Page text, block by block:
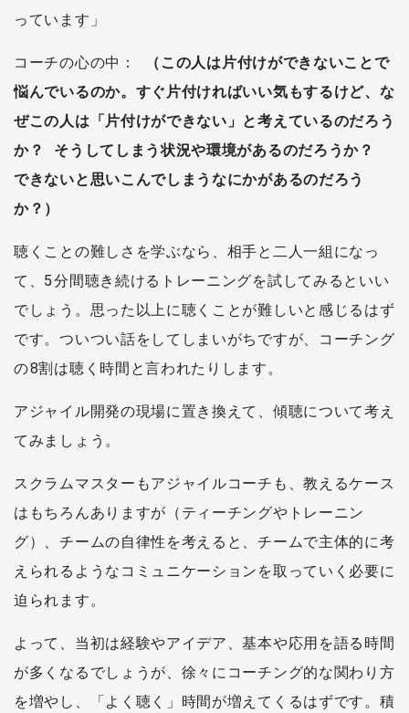
っています」
コーチの心の中：
（この人は片付けができないことで
悩んでいるのか。すぐ片付ければいい気もするけど、な
ぜこの人は「片付けができない」と考えているのだろう
か？ そうしてしまう状況や環境があるのだろうか？
できないと思いこんでしまうなにかがあるのだろう
か？）
聴くことの難しさを学ぶなら、相手と二人一組になっ
て、5分間聴き続けるトレーニングを試してみるといい
でしょう。思った以上に聴くことが難しいと感じるはず
です。ついつい話をしてしまいがちですが、コーチング
の8割は聴く時間と言われたりします。
アジャイル開発の現場に置き換えて、傾聴について考え
てみましょう。
スクラムマスターもアジャイルコーチも、教えるケース
はもちろんありますが（ティーチングやトレーニン
グ）、チームの自律性を考えると、チームで主体的に考
えられるようなコミュニケーションを取っていく必要に
迫られます。
よって、当初は経験やアイデア、基本や応用を語る時間
が多くなるでしょうが、徐々にコーチング的な関わり方
を増やし、「よく聴く」時間が増えてくるはずです。積